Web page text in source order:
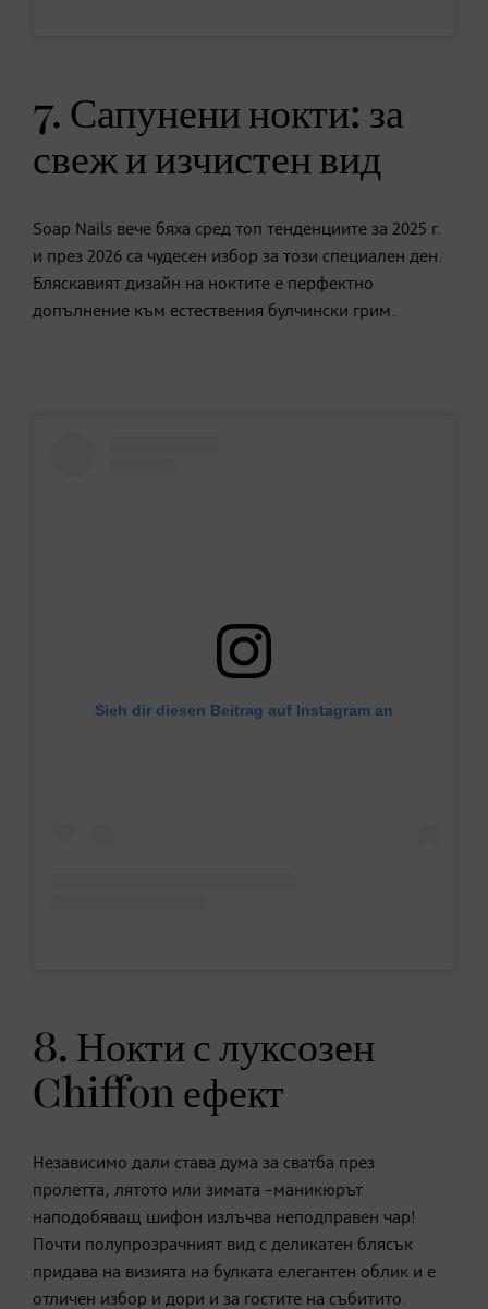
7. Сапунени нокти: за
свеж и изчистен вид
Soap Nails вече бяха сред топ тенденциите за 2025 г.
и през 2026 са чудесен избор за този специален ден.
Бляскавият дизайн на ноктите е перфектно
допълнение към естествения булчински грим.
Sieh dir diesen Beitrag auf Instagram an
8. Нокти с луксозен
Chiffon ефект
Независимо дали става дума за сватба през
пролетта, лятото или зимата –маникюрът
наподобяващ шифон излъчва неподправен чар!
Почти полупрозрачният вид с деликатен блясък
придава на визията на булката елегантен облик и е
отличен избор и дори и за гостите на събитито.